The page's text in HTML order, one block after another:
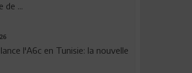
de ...
l'A6c en Tunisie: la nouvelle